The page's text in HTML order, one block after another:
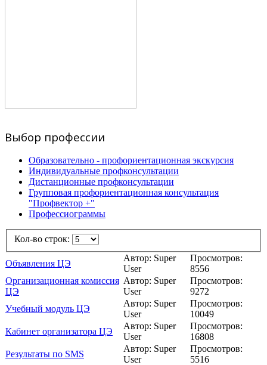
Выбор профессии
Образовательно - профориентационная экскурсия
Индивидуальные профконсультации
Дистанционные профконсультации
Групповая профориентационная консультация
"Профвектор +"
Профессиограммы
Кол-во строк:
Объявления ЦЭ
Автор: Super
User
Просмотров:
8556
Организационная комиссия
ЦЭ
Автор: Super
User
Просмотров:
9272
Учебный модуль ЦЭ
Автор: Super
User
Просмотров:
10049
Кабинет организатора ЦЭ
Автор: Super
User
Просмотров:
16808
Результаты по SMS
Автор: Super
User
Просмотров:
5516